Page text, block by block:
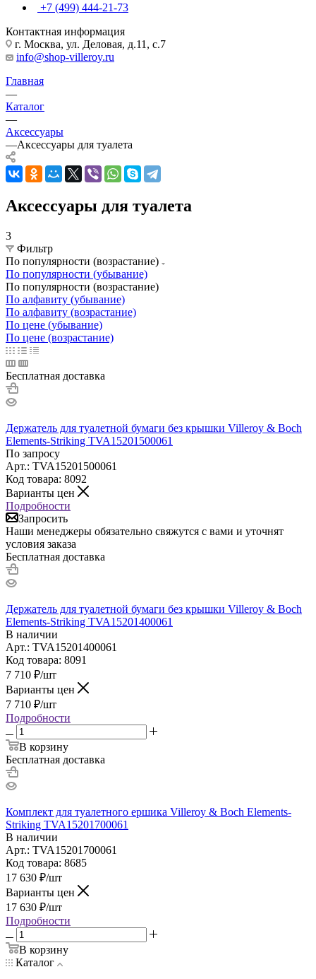
+7 (499) 444-21-73
Контактная информация
г. Москва, ул. Деловая, д.11, с.7
info@shop-villeroy.ru
Главная
—
Каталог
—
Аксессуары
—Аксессуары для туалета
Аксессуары для туалета
3
Фильтр
По популярности (возрастание)
По популярности (убывание)
По популярности (возрастание)
По алфавиту (убывание)
По алфавиту (возрастание)
По цене (убывание)
По цене (возрастание)
Бесплатная доставка
Держатель для туалетной бумаги без крышки Villeroy & Boch
Elements-Striking TVA15201500061
По запросу
Арт.: TVA15201500061
Код товара: 8092
Варианты цен
Подробности
Запросить
Наши менеджеры обязательно свяжутся с вами и уточнят
условия заказа
Бесплатная доставка
Держатель для туалетной бумаги без крышки Villeroy & Boch
Elements-Striking TVA15201400061
В наличии
Арт.: TVA15201400061
Код товара: 8091
7 710 ₽/шт
Варианты цен
7 710 ₽/шт
Подробности
В корзину
Бесплатная доставка
Комплект для туалетного ершика Villeroy & Boch Elements-
Striking TVA15201700061
В наличии
Арт.: TVA15201700061
Код товара: 8685
17 630 ₽/шт
Варианты цен
17 630 ₽/шт
Подробности
В корзину
Каталог